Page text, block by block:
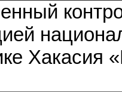
Хакасия